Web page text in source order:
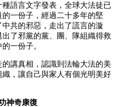
語言文字發表，全球大法徒已
一份子，經過二十多年的堅
共的邪惡，走出了謊言的漩
了邪黨的黨、團、隊組織得救
一份子。
講真相，認識到法輪大法的美
，讓自己與家人有個光明美好
神奇康復